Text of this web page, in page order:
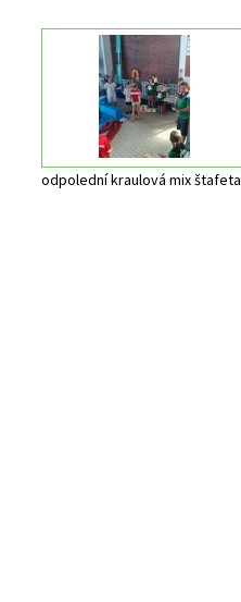
odpolední kraulová mix štafeta